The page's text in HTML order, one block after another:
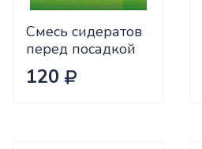
Смесь сидератов
перед посадкой
чеснока 0,5кг
САДОВИТА
120